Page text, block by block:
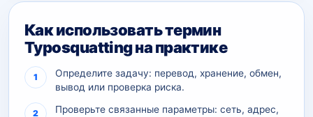
Как использовать термин
Typosquatting на практике
Определите задачу: перевод, хранение, обмен,
вывод или проверка риска.
Проверьте связанные параметры: сеть, адрес,